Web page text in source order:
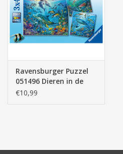
Elektra
Baby & Peuter
Speelgoed & hobby
Cadeau & feest
Ravensburger Puzzel
051496 Dieren in de
Oceaan (3x49 Stukjes)
€10,99